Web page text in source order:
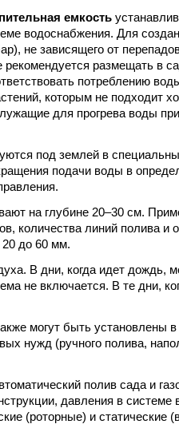
емкость
водоснабжения. Для
не зависящего от
размещать в
потреблению
которым не подходит
для прогрева воды
под землей в
подачи воды в
на глубине 20–30 см.
количества линий полива и
до 60 мм.
В дни, когда идет дождь,
не включается. В те дни,
могут быть установлены
нужд (ручного полива,
полив сада и
давления в системе
(роторные) и статические